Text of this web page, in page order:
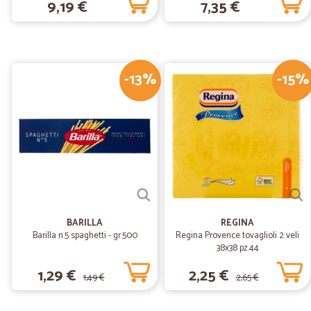
9,19 € 7,35 €
-13%
BARILLA
Barilla n.5 spaghetti - gr.500
1,29 € 1,49 €
-15%
REGINA
Regina Provence tovaglioli 2 veli
38x38 pz.44
2,25 € 2,65 €